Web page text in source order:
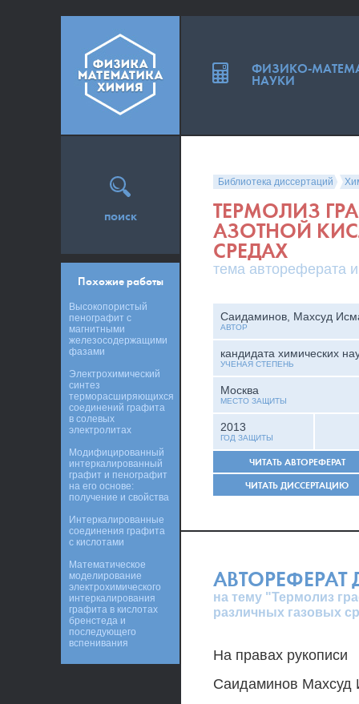
Библиотека диссертаций
ТЕРМОЛИЗ
АЗОТНОЙ
СРЕДАХ
тема автореферата
Саидаминов, Махсуд
АВТОР
кандидата химических
УЧЕНАЯ СТЕПЕНЬ
Москва
МЕСТО ЗАЩИТЫ
2013
ГОД ЗАЩИТЫ
ЧИТАТЬ АВТОРЕФЕРАТ
ЧИТАТЬ ДИССЕРТАЦИЮ
АВТОРЕФЕРАТ
на тему "Термолиз
различных газовых
На правах рукописи
Саидаминов Махсуд
поиск
Похожие работы
Высокопористый
пенографит с
магнитными
железосодержащими
фазами
Электрохимический
синтез
терморасширяющихся
соединений графита
в солевых
электролитах
Модифицированный
интеркалированный
графит и пенографит
на его основе:
получение и свойства
Интеркалированные
соединения графита
с кислотами
Математическое
моделирование
электрохимического
интеркалирования
графита в кислотах
бренстеда и
последующего
вспенивания
ФИЗИКО-
НАУКИ